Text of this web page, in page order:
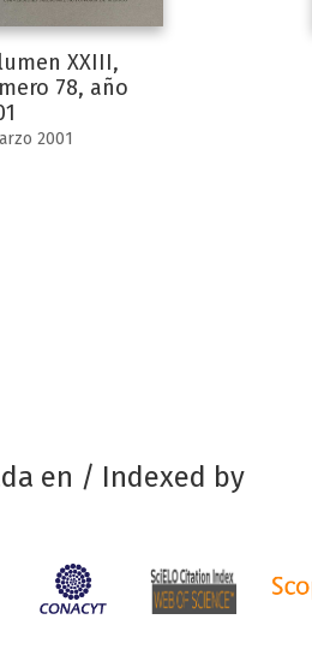
XXIII,
78, año
2001
en / Indexed by